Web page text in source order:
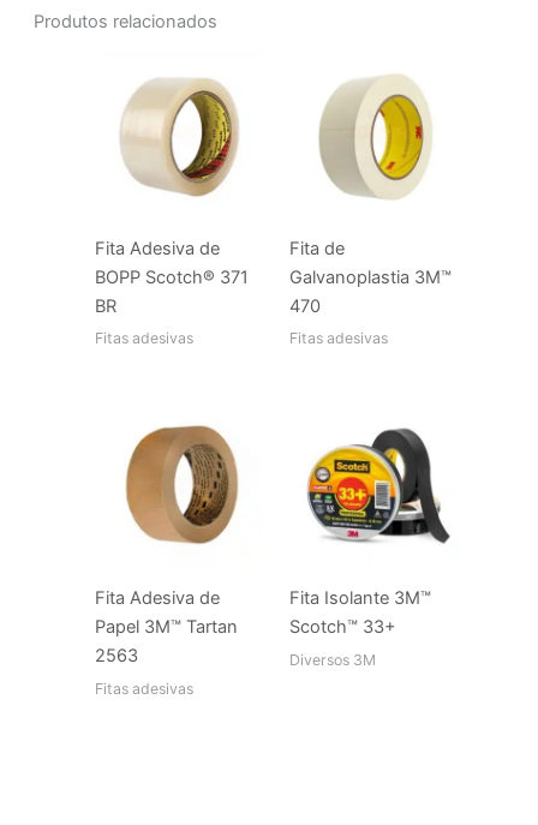
Produtos relacionados
Fita Adesiva de
BOPP Scotch® 371
BR
Fitas adesivas
Fita de
Galvanoplastia 3M™
470
Fitas adesivas
Fita Adesiva de
Papel 3M™ Tartan
2563
Fitas adesivas
Fita Isolante 3M™
Scotch™ 33+
Diversos 3M